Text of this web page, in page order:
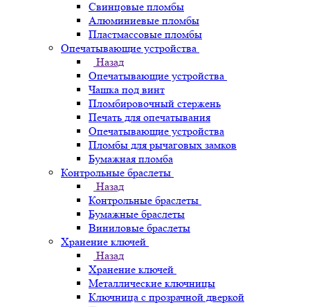
Свинцовые пломбы
Алюминиевые пломбы
Пластмассовые пломбы
Опечатывающие устройства
Назад
Опечатывающие устройства
Чашка под винт
Пломбировочный стержень
Печать для опечатывания
Опечатывающие устройства
Пломбы для рычаговых замков
Бумажная пломба
Контрольные браслеты
Назад
Контрольные браслеты
Бумажные браслеты
Виниловые браслеты
Хранение ключей
Назад
Хранение ключей
Металлические ключницы
Ключница с прозрачной дверкой